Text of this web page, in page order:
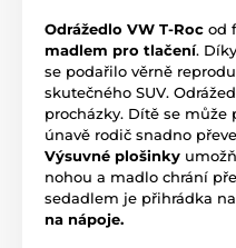
Odrážedlo VW T-Roc od
madlem pro tlačení.
se podařilo věrně
skutečného SUV.
procházky. Dítě se může
únavě rodič snadno
Výsuvné plošinky
nohou a madlo chrání
sedadlem je přihrádka
na nápoje.